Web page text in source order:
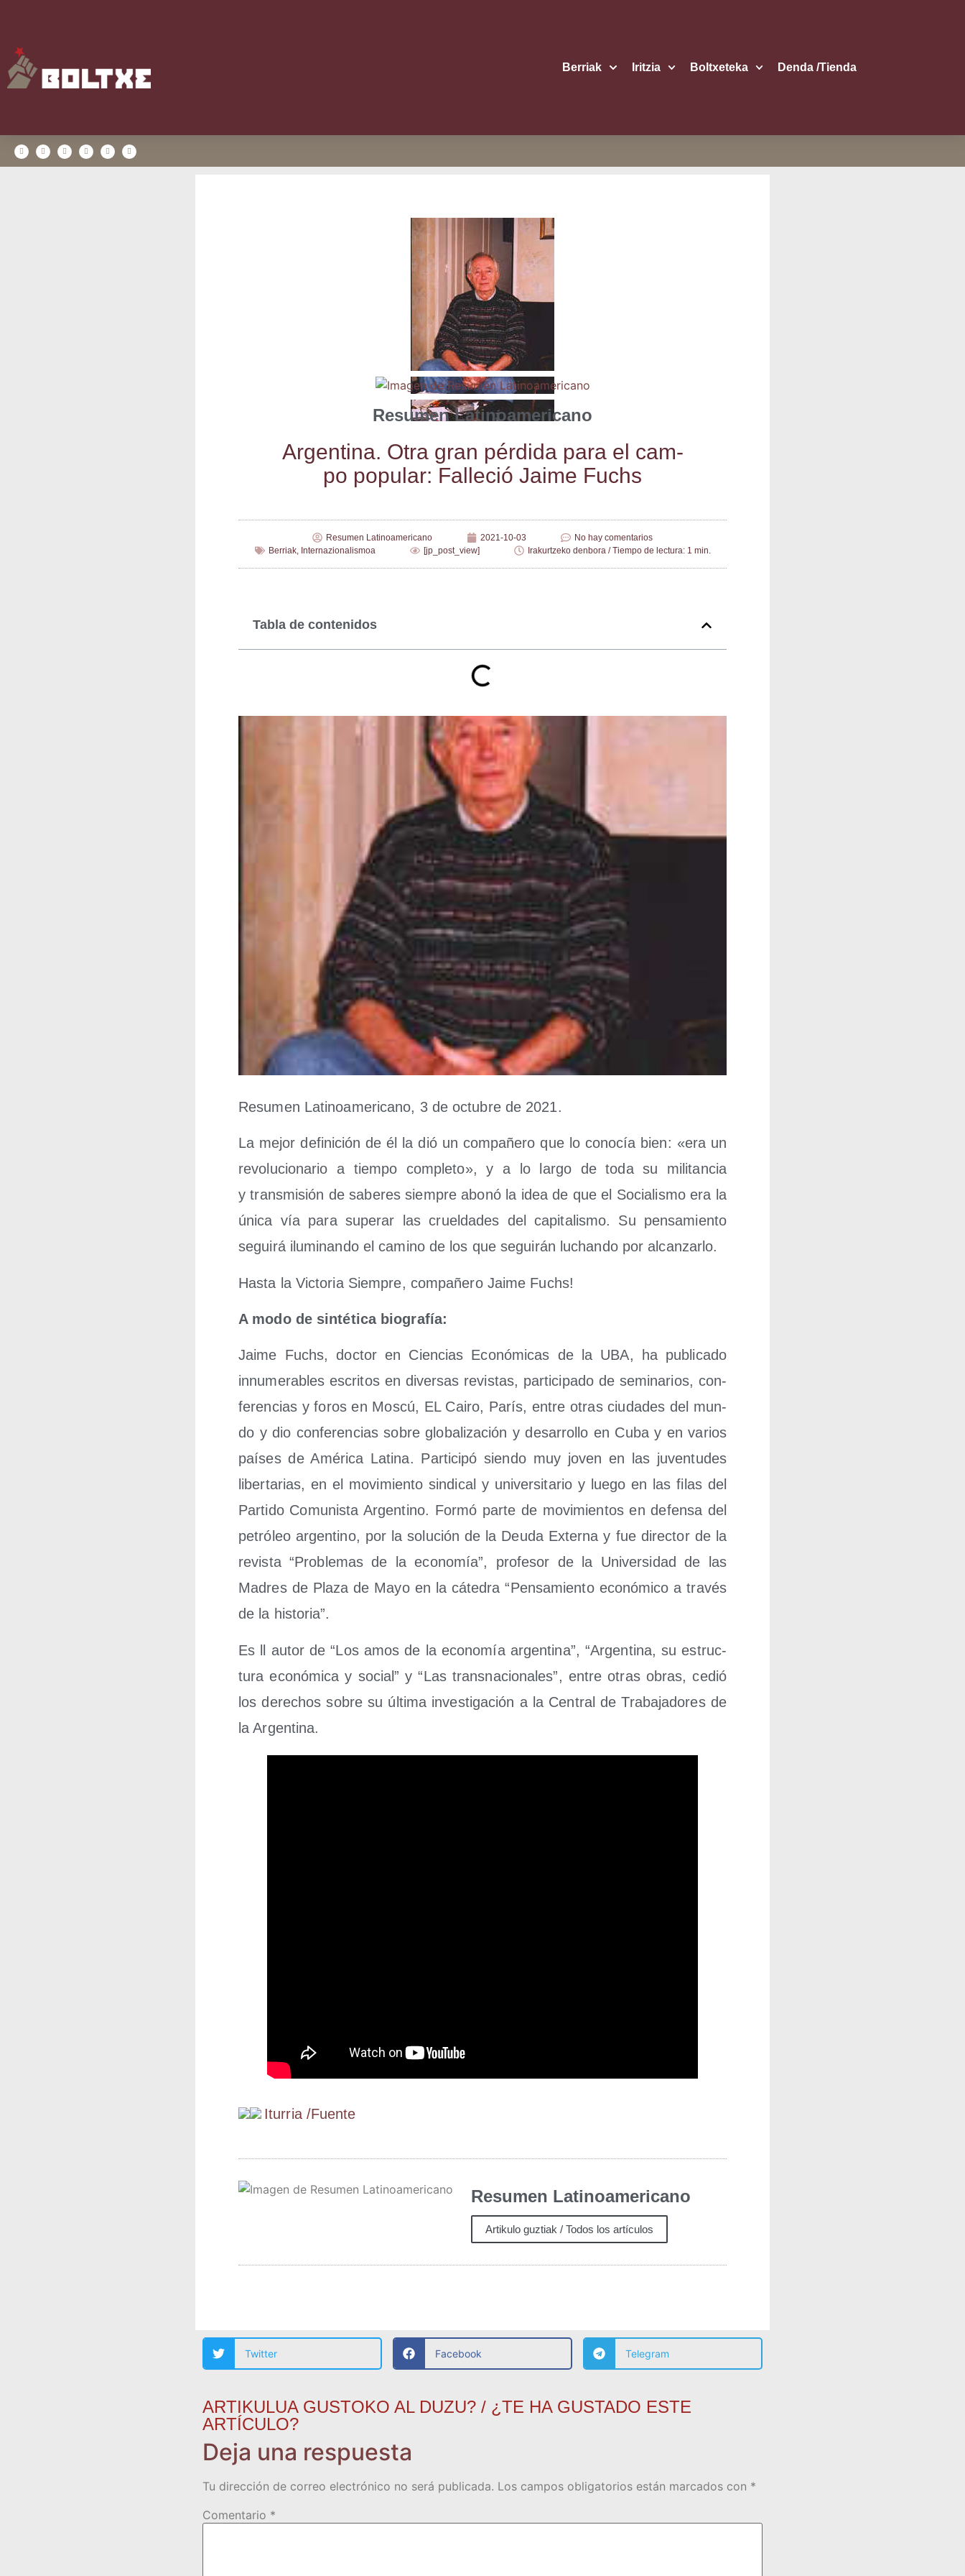
Berriak Iritzia Boltxe­te­ka Den­da /​Tien­da
Resumen Latinoamericano
Argen­ti­na. Otra gran pér­di­da para el cam­
po popu­lar: Falle­ció Jai­me Fuchs
Resumen Latinoamericano 2021-10-03
No hay comentarios
Berriak, Internazionalismoa [jp_post_view] Irakurtzeko denbora / Tiempo de lectura: 1 min.
Tabla de contenidos
Resu­men Lati­no­ame­ri­cano, 3 de octu­bre de 2021.
La mejor defi­ni­ción de él la dió un com­pa­ñe­ro que lo cono­cía bien: «era un
revo­lu­cio­na­rio a tiem­po com­ple­to», y a lo lar­go de toda su mili­tan­cia
y trans­mi­sión de sabe­res siem­pre abo­nó la idea de que el Socia­lis­mo era la
úni­ca vía para supe­rar las cruel­da­des del capi­ta­lis­mo. Su pen­sa­mien­to
segui­rá ilu­mi­nan­do el camino de los que segui­rán luchan­do por alcanzarlo.
Has­ta la Vic­to­ria Siem­pre, com­pa­ñe­ro Jai­me Fuchs!
A modo de sin­té­ti­ca biografía:
Jai­me Fuchs, doc­tor en Cien­cias Eco­nó­mi­cas de la UBA, ha publi­ca­do
innu­me­ra­bles escri­tos en diver­sas revis­tas, par­ti­ci­pa­do de semi­na­rios, con­
fe­ren­cias y foros en Mos­cú, EL Cai­ro, París, entre otras ciu­da­des del mun­
do y dio con­fe­ren­cias sobre glo­ba­li­za­ción y desa­rro­llo en Cuba y en varios
paí­ses de Amé­ri­ca Lati­na. Par­ti­ci­pó sien­do muy joven en las juven­tu­des
liber­ta­rias, en el movi­mien­to sin­di­cal y uni­ver­si­ta­rio y lue­go en las filas del
Par­ti­do Comu­nis­ta Argen­tino. For­mó par­te de movi­mien­tos en defen­sa del
petró­leo argen­tino, por la solu­ción de la Deu­da Exter­na y fue direc­tor de la
revis­ta “Pro­ble­mas de la eco­no­mía”, pro­fe­sor de la Uni­ver­si­dad de las
Madres de Pla­za de Mayo en la cáte­dra “Pen­sa­mien­to eco­nó­mi­co a tra­vés
de la historia”.
Es ll autor de “Los amos de la eco­no­mía argen­ti­na”, “Argen­ti­na, su estruc­
tu­ra eco­nó­mi­ca y social” y “Las trans­na­cio­na­les”, entre otras obras, cedió
los dere­chos sobre su últi­ma inves­ti­ga­ción a la Cen­tral de Tra­ba­ja­do­res de
la Argentina.
Itu­rria /​Fuen­te
Resumen Latinoamericano
Artikulo guztiak / Todos los artículos
Twitter Facebook Telegram
ARTIKULUA GUSTOKO AL DUZU? / ¿TE HA GUSTADO ESTE
ARTÍCULO?
Deja una respuesta
Tu dirección de correo electrónico no será publicada. Los campos obligatorios están marcados con *
Comentario *